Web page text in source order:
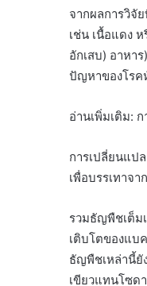
จากผลการวิจั
เช่น เนื้อแดง
อักเสบ) อาหา
ปัญหาของโรค
อ่านเพิ่มเติม:
การเปลี่ยนแป
เพื่อบรรเทาจ
รวมธัญพืชเต็
เติบโตของแบ
ธัญพืชเหล่านี้ยั
เขียวแทนโซด